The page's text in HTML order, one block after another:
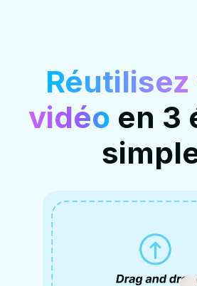
vidéo en 3